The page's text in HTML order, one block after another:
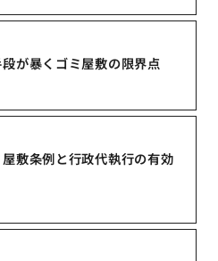
が暴くゴミ屋敷の限界点
敷条例と行政代執行の有効